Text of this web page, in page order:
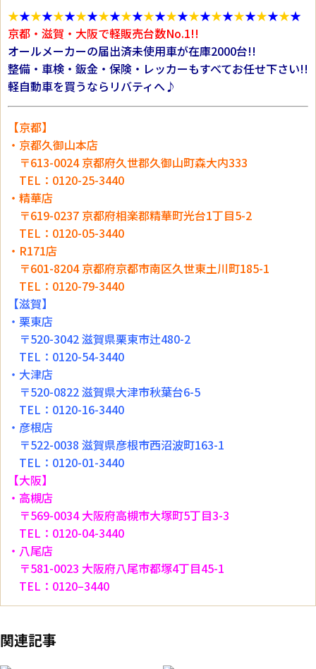
★★★★★★★★★★★★★★★★★★★★★★★★★★
京都・滋賀・大阪で軽販売台数No.1!!
オールメーカーの届出済未使用車が在庫2000台!!
整備・車検・鈑金・保険・レッカーもすべてお任せ下さい!!
軽自動車を買うならリバティへ♪
【京都】
・京都久御山本店
〒613-0024 京都府久世郡久御山町森大内333
TEL：0120-25-3440
・精華店
〒619-0237 京都府相楽郡精華町光台1丁目5-2
TEL：0120-05-3440
・R171店
〒601-8204 京都府京都市南区久世東土川町185-1
TEL：0120-79-3440
【滋賀】
・栗東店
〒520-3042 滋賀県栗東市辻480-2
TEL：0120-54-3440
・大津店
〒520-0822 滋賀県大津市秋葉台6-5
TEL：0120-16-3440
・彦根店
〒522-0038 滋賀県彦根市西沼波町163-1
TEL：0120-01-3440
【大阪】
・高槻店
〒569-0034 大阪府高槻市大塚町5丁目3-3
TEL：0120-04-3440
・八尾店
〒581-0023 大阪府八尾市都塚4丁目45-1
TEL：0120–3440
関連記事